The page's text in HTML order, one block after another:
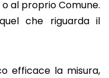
al proprio Comune.
che riguarda il
efficace la misura,